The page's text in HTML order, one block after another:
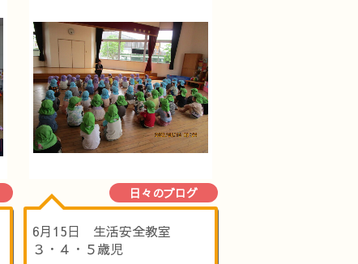
日々のブログ
6月15日 生活安全教室
３・４・５歳児